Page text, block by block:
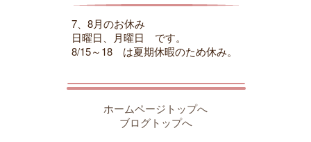
7、8月のお休み
日曜日、月曜日 です。
8/15～18 は夏期休暇のため休み。
ホームページトップへ
ブログトップへ